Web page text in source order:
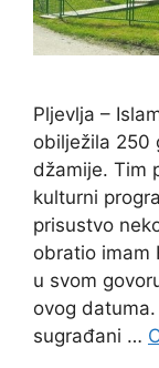
Pljevlja –
obilježila 250
džamije. Tim
kulturni
prisustvo
obratio imam
u svom
ovog
sugrađani …